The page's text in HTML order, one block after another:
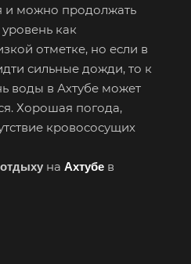
и можно продолжать
уровень как
отметке, но если в
сильные дожди, то к
воды в Ахтубе может
Хорошая погода,
кровососущих
на Ахтубе в